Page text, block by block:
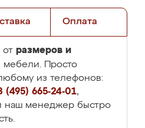
Оплата
от размеров и
мебели. Просто
из телефонов:
(495) 665-24-01,
наш менеджер быстро